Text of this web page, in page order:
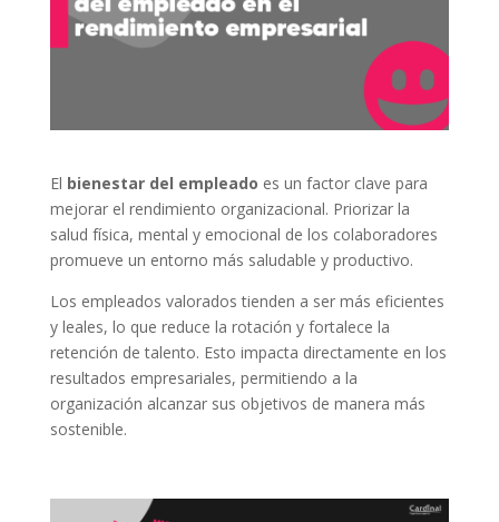
El bienestar del empleado es un factor clave para
mejorar el rendimiento organizacional. Priorizar la
salud física, mental y emocional de los colaboradores
promueve un entorno más saludable y productivo.
Los empleados valorados tienden a ser más eficientes
y leales, lo que reduce la rotación y fortalece la
retención de talento. Esto impacta directamente en los
resultados empresariales, permitiendo a la
organización alcanzar sus objetivos de manera más
sostenible.